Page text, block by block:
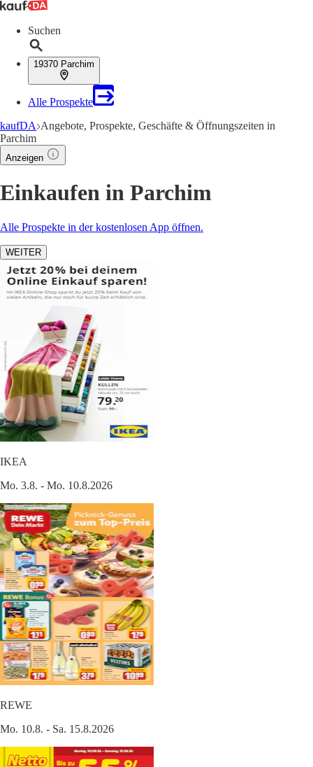
Suchen
19370 Parchim
Alle Prospekte
kaufDA Angebote, Prospekte, Geschäfte & Öffnungszeiten in
Parchim
Anzeigen
Einkaufen in Parchim
Alle Prospekte in der kostenlosen App öffnen.
WEITER
IKEA
Mo. 3.8. - Mo. 10.8.2026
REWE
Mo. 10.8. - Sa. 15.8.2026